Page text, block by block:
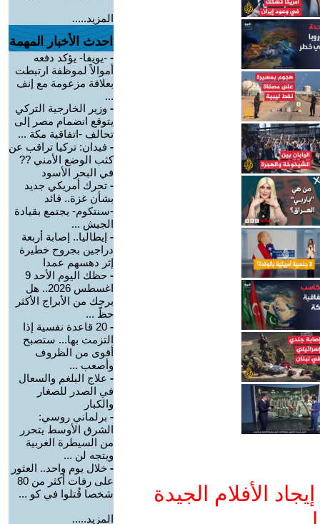
الأفلام الجيدة
المزيد.....
احدث الأخبار المهمة
- -يويفا- يؤكد دفعه
أموالاً لموظفة ارتبطت
بعلاقة مزعومة مع إنف
...
- وزير الخارجية التركي
يتوقع انضمام مصر إلى
تحالف -اتفاقية مكة ...
- فيدان: تركيا تراقب عن
كثب الوضع الأمني ??
في البحر الأسود
- تحرك أمريكي جديد
بشأن غزة.. قائد
-سنتكوم- يجتمع بقيادة
الجيش ...
- إيطاليا.. إصابة أربعة
دراجين بجروح خطيرة
إثر دهسهم عمدا
-
حظك اليوم الأحد 9
اغسطس 2026.. هل
برجك من الأبراج الأكثر
حظً ...
-
20 قاعدة نفسية إذا
التزمت بها... ستصبح
أقوى من الظروف
وأصعب ...
- علاج البلغم والسعال
في الصدر للصغار
والكبار
- برلماني روسي:
الشرق الأوسط يتحرر
من السيطرة الغربية
ويتجه لن ...
- خلال يوم واحد.. العثور
على رفات أكثر من 80
شخصا قُتلوا في كو ...
المزيد.....